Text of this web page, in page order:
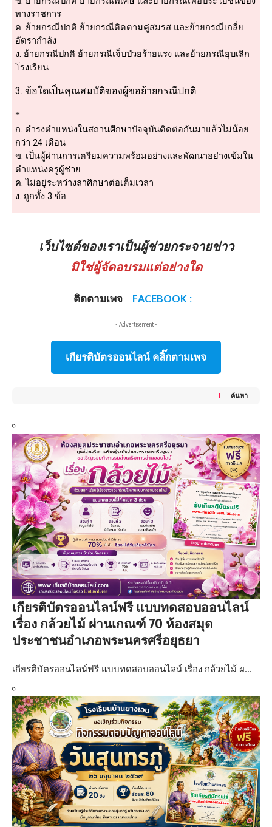
เว็บไซต์ของเราเป็นผู้ช่วยกระจายข่าว
มิใช่ผู้จัดอบรมแต่อย่างใด
ติดตามเพจ FACEBOOK :
- Advertisement -
เกียรติบัตรออนไลน์ คลิ๊กตามเพจ
ค้นหา
เกียรติบัตรออนไลน์ฟรี แบบทดสอบออนไลน์
เรื่อง กล้วยไม้ ผ่านเกณฑ์ 70 ห้องสมุด
ประชาชนอำเภอพระนครศรีอยุธยา
เกียรติบัตรออนไลน์ฟรี แบบทดสอบออนไลน์ เรื่อง กล้วยไม้ ผ…